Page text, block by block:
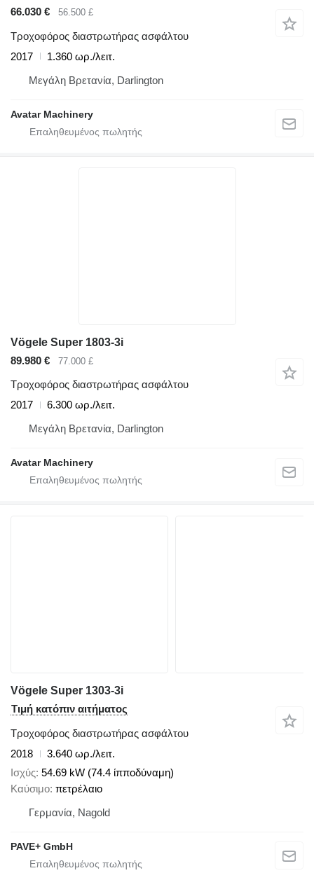
66.030 €
56.500 £
Τροχοφόρος διαστρωτήρας ασφάλτου
2017
1.360 ωρ./λειτ.
Μεγάλη Βρετανία, Darlington
Avatar Machinery
Vögele Super 1803-3i
89.980 €
77.000 £
Τροχοφόρος διαστρωτήρας ασφάλτου
2017
6.300 ωρ./λειτ.
Μεγάλη Βρετανία, Darlington
Avatar Machinery
Vögele Super 1303-3i
Τιμή κατόπιν αιτήματος
Τροχοφόρος διαστρωτήρας ασφάλτου
2018
3.640 ωρ./λειτ.
Ισχύς 54.69 kW (74.4 ίπποδύναμη)
Καύσιμο πετρέλαιο
Γερμανία, Nagold
PAVE+ GmbH